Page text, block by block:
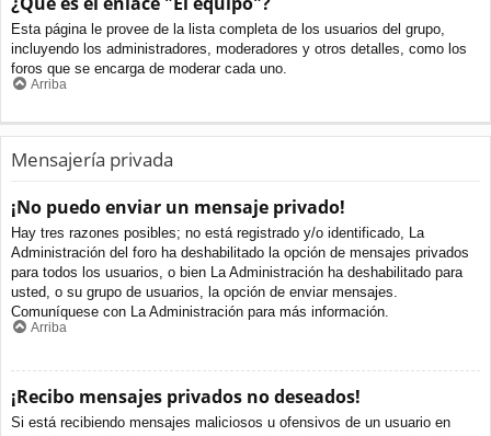
Esta página le provee de la lista completa de los usuarios del grupo,
incluyendo los administradores, moderadores y otros detalles, como los
foros que se encarga de moderar cada uno.
Arriba
Mensajería privada
¡No puedo enviar un mensaje privado!
Hay tres razones posibles; no está registrado y/o identificado, La
Administración del foro ha deshabilitado la opción de mensajes privados
para todos los usuarios, o bien La Administración ha deshabilitado para
usted, o su grupo de usuarios, la opción de enviar mensajes.
Comuníquese con La Administración para más información.
Arriba
¡Recibo mensajes privados no deseados!
Si está recibiendo mensajes maliciosos u ofensivos de un usuario en